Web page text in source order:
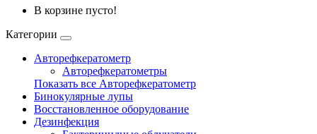
В корзине пусто!
Категории
Авторефкератометр
Авторефкератометры
Показать все Авторефкератометр
Бинокулярные лупы
Восстановленное оборудование
Дезинфекция